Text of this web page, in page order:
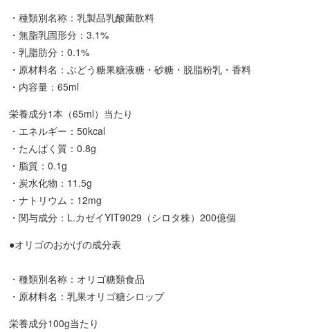
・種類別名称：乳製品乳酸菌飲料
・無脂乳固形分：3.1%
・乳脂肪分：0.1%
・原材料名：ぶどう糖果糖液糖・砂糖・脱脂粉乳・香料
・内容量：65ml
栄養成分1本（65ml）当たり
・エネルギー：50kcal
・たんぱく質：0.8g
・脂質：0.1g
・炭水化物：11.5g
・ナトリウム：12mg
・関与成分：L.カゼイYIT9029（シロタ株）200億個
●オリゴのおかげの成分表
・種類別名称：オリゴ糖類食品
・原材料名：乳果オリゴ糖シロップ
栄養成分100g当たり